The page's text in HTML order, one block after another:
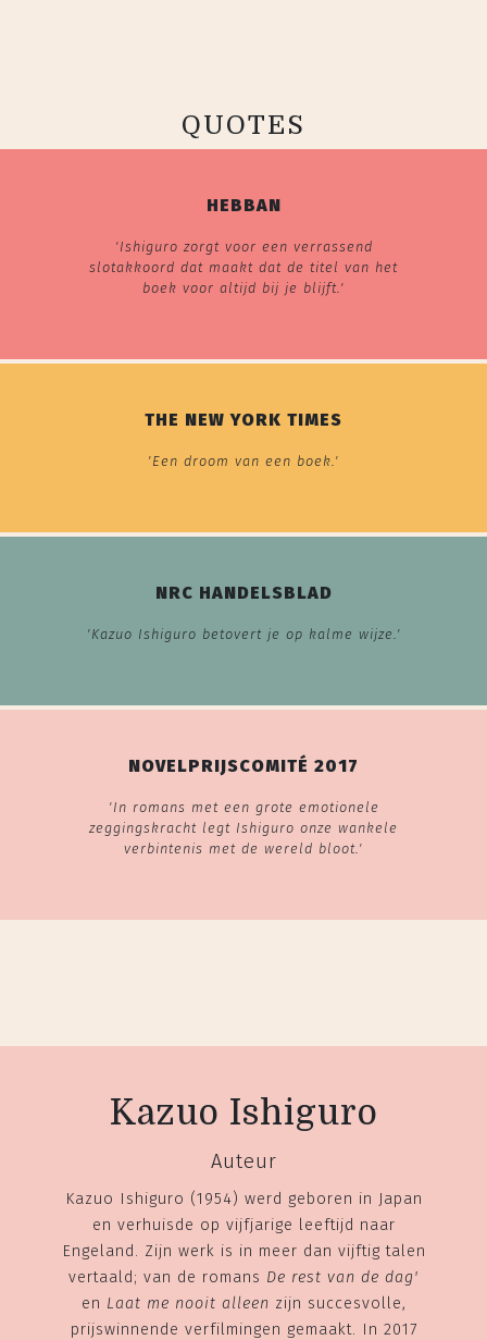
QUOTES
HEBBAN
'Ishiguro zorgt voor een verrassend
slotakkoord dat maakt dat de titel van het
boek voor altijd bij je blijft.'
THE NEW YORK TIMES
'Een droom van een boek.'
NRC HANDELSBLAD
'Kazuo Ishiguro betovert je op kalme wijze.'
NOVELPRIJSCOMITÉ 2017
'In romans met een grote emotionele
zeggingskracht legt Ishiguro onze wankele
verbintenis met de wereld bloot.'
Kazuo Ishiguro
Auteur
Kazuo Ishiguro (1954) werd geboren in Japan
en verhuisde op vijfjarige leeftijd naar
Engeland. Zijn werk is in meer dan vijftig talen
vertaald; van de romans De rest van de dag'
en Laat me nooit alleen zijn succesvolle,
prijswinnende verfilmingen gemaakt. In 2017